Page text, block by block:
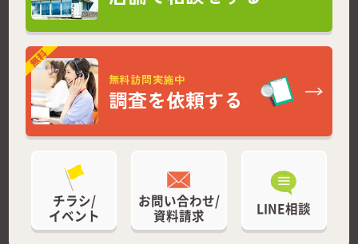
無料訪問実施中
調査を依頼する
チラシ/
イベント
お問い合わせ/
資料請求
LINE相談